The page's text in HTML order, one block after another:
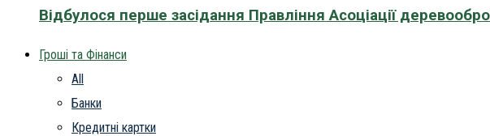
Відбулося перше засідання Правління Асоціації
Гроші та Фінанси
All
Банки
Кредитні картки